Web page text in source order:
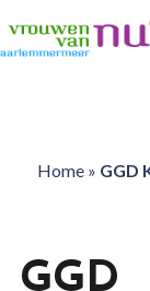
Home» GGD
GGD